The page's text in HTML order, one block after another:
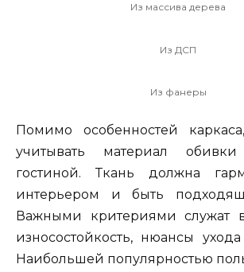
Из массива дерева
Из ДСП
Из фанеры
Помимо особенностей
учитывать материал
гостиной. Ткань должна
интерьером и быть
Важными критериями служат
износостойкость, нюансы
Наибольшей популярностью